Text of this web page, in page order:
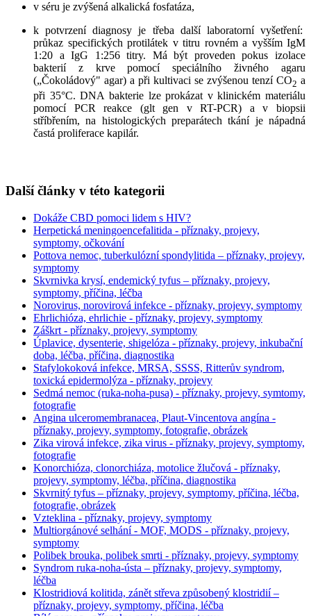
v séru je zvýšená alkalická fosfatáza,
k potvrzení diagnosy je třeba další laboratorní vyšetření:
průkaz specifických protilátek v titru rovném a vyšším IgM
1:20 a IgG 1:256 titry. Má být proveden pokus izolace
bakterií z krve pomocí speciálního živného agaru
(„Čokoládový" agar) a při kultivaci se zvýšenou tenzí CO2 a
při 35°C. DNA bakterie lze prokázat v klinickém materiálu
pomocí PCR reakce (glt gen v RT-PCR) a v biopsii
stříbřením, na histologických preparátech tkání je nápadná
častá proliferace kapilár.
Další články v této kategorii
Dokáže CBD pomoci lidem s HIV?
Herpetická meningoencefalitida - příznaky, projevy,
symptomy, očkování
Pottova nemoc, tuberkulózní spondylitida – příznaky, projevy,
symptomy
Skvrnivka krysí, endemický tyfus – příznaky, projevy,
symptomy, příčina, léčba
Norovirus, norovirová infekce - příznaky, projevy, symptomy
Ehrlichióza, ehrlichie - příznaky, projevy, symptomy
Záškrt - příznaky, projevy, symptomy
Úplavice, dysenterie, shigelóza - příznaky, projevy, inkubační
doba, léčba, příčina, diagnostika
Stafylokoková infekce, MRSA, SSSS, Ritterův syndrom,
toxická epidermolýza - příznaky, projevy
Sedmá nemoc (ruka-noha-pusa) - příznaky, projevy, symtomy,
fotografie
Angina ulceromembranacea, Plaut-Vincentova angína -
příznaky, projevy, symptomy, fotografie, obrázek
Zika virová infekce, zika virus - příznaky, projevy, symptomy,
fotografie
Konorchióza, clonorchiáza, motolice žlučová - příznaky,
projevy, symptomy, léčba, příčina, diagnostika
Skvrnitý tyfus – příznaky, projevy, symptomy, příčina, léčba,
fotografie, obrázek
Vzteklina - příznaky, projevy, symptomy
Multiorgánové selhání - MOF, MODS - příznaky, projevy,
symptomy
Polibek brouka, polibek smrti - příznaky, projevy, symptomy
Syndrom ruka-noha-ústa – příznaky, projevy, symptomy,
léčba
Klostridiová kolitida, zánět střeva způsobený klostridií –
příznaky, projevy, symptomy, příčina, léčba